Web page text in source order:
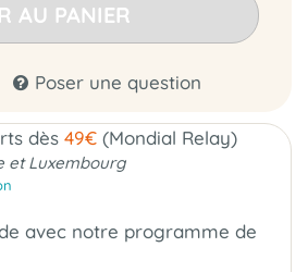
AU PANIER
Poser une question
dès 49€ (Mondial Relay)
et Luxembourg
avec notre programme de